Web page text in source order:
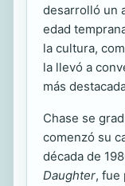
desarrolló un
edad
la cultura,
la llevó a
más
Chase se
comenzó su
década de
Daughter, fue